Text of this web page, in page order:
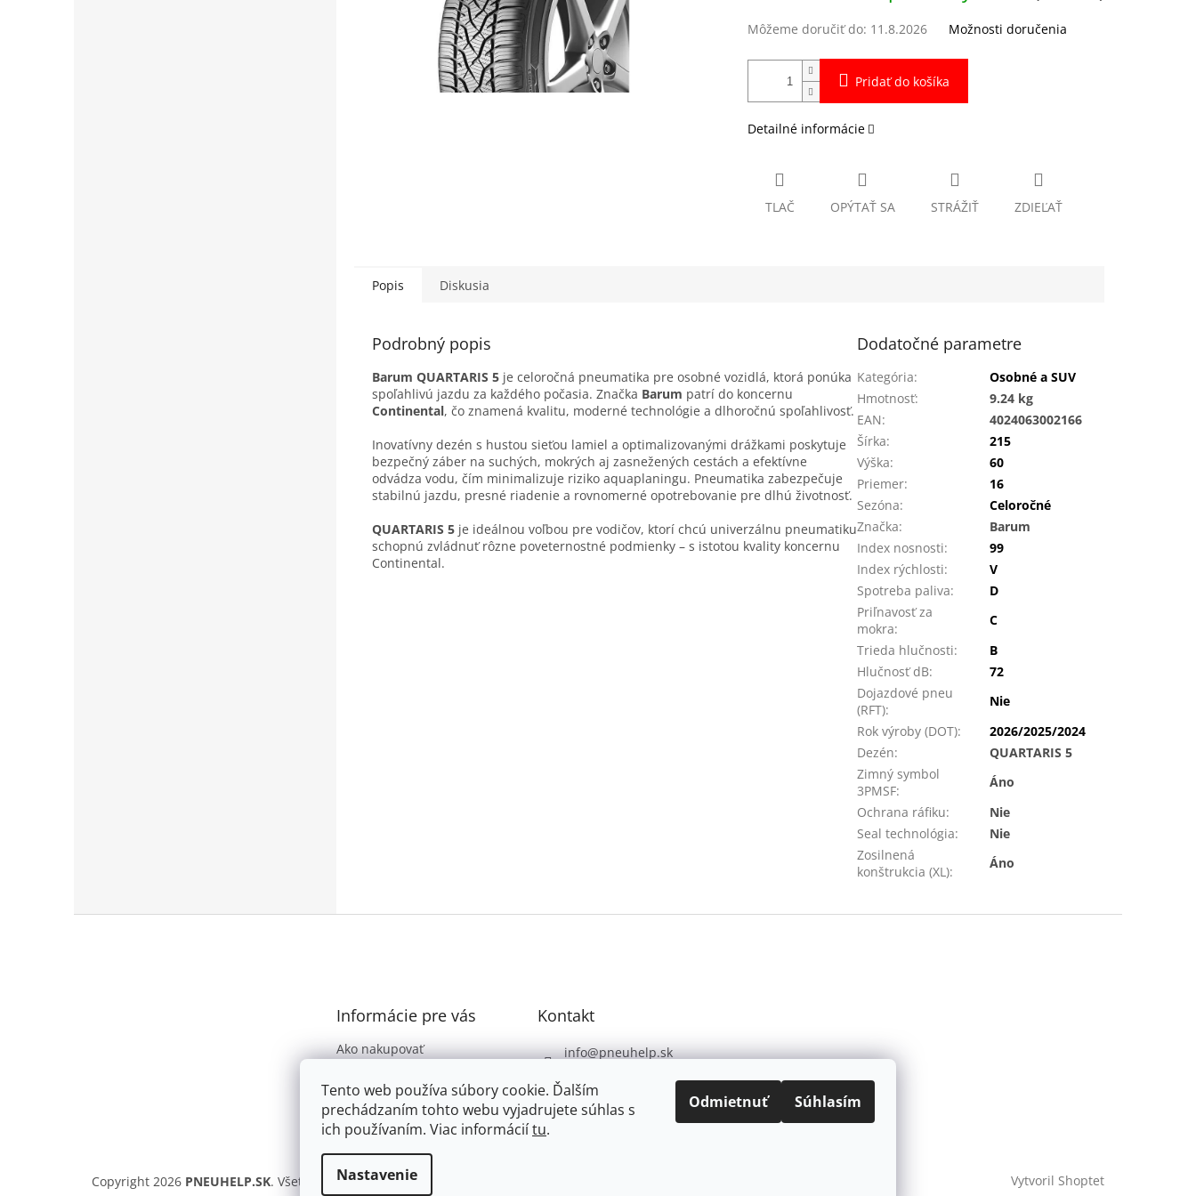
Tento web používa súbory cookie. Ďalším
prechádzaním tohto webu vyjadrujete súhlas s
ich používaním. Viac informáciítu.
Nastavenie
Odmietnuť Súhlasím
Môžeme doručiť do: 11.8.2026 Možnosti doručenia
Pridať do košíka
Detailné informácie
TLAČ OPÝTAŤ SA STRÁŽIŤ ZDIEĽAŤ
Popis Diskusia
Podrobný popis
Barum QUARTARIS 5 je celoročná pneumatika pre osobné vozidlá, ktorá ponúka
spoľahlivú jazdu za každého počasia. Značka Barum patrí do koncernu
Continental, čo znamená kvalitu, moderné technológie a dlhoročnú spoľahlivosť.
Inovatívny dezén s hustou sieťou lamiel a optimalizovanými drážkami poskytuje
bezpečný záber na suchých, mokrých aj zasnežených cestách a efektívne
odvádza vodu, čím minimalizuje riziko aquaplaningu. Pneumatika zabezpečuje
stabilnú jazdu, presné riadenie a rovnomerné opotrebovanie pre dlhú životnosť.
QUARTARIS 5 je ideálnou voľbou pre vodičov, ktorí chcú univerzálnu pneumatiku
schopnú zvládnuť rôzne poveternostné podmienky – s istotou kvality koncernu
Continental.
Dodatočné parametre
Kategória:
Osobné a SUV
Hmotnosť:
9.24 kg
EAN:
4024063002166
Šírka:
215
Výška:
60
Priemer:
16
Sezóna:
Celoročné
Značka:
Barum
Index nosnosti:
99
Index rýchlosti:
V
Spotreba paliva:
D
Priľnavosť za
mokra:
C
Trieda hlučnosti:
B
Hlučnosť dB:
72
Dojazdové pneu
(RFT):
Nie
Rok výroby (DOT):
2026/2025/2024
Dezén:
QUARTARIS 5
Zimný symbol
3PMSF:
Áno
Ochrana ráfiku:
Nie
Seal technológia:
Nie
Zosilnená
konštrukcia (XL):
Áno
Informácie pre vás
Ako nakupovať
Podmienky ochrany
osobných údajov
Kontakt
info@pneuhelp.sk
Vytvoril Shoptet
Copyright 2026 PNEUHELP.SK. Všetky práva vyhradené.